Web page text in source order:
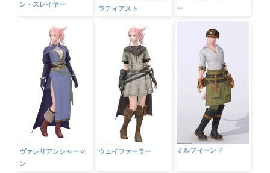
ン・スレイヤー
ラティアスト
ー
ヴァレリアンシャーマ
ン
ウェイファーラー ミルフィーンド